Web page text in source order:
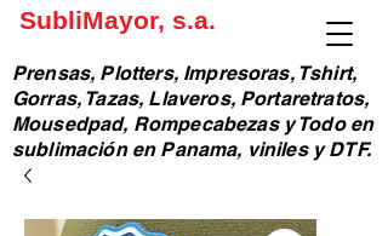
SubliMayor, s.a.
Prensas, Plotters, Impresoras, Tshirt,
Gorras, Tazas, Llaveros, Portaretratos,
Mousedpad, Rompecabezas y Todo en
sublimación en Panama, viniles y DTF.